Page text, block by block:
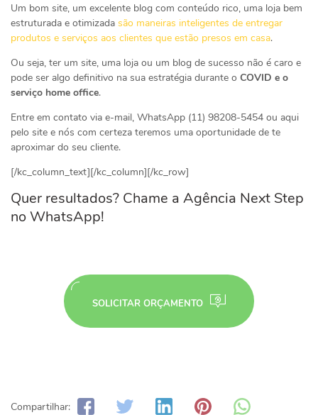
Um bom site, um excelente blog com conteúdo rico, uma loja bem
estruturada e otimizada são maneiras inteligentes de entregar
produtos e serviços aos clientes que estão presos em casa.
Ou seja, ter um site, uma loja ou um blog de sucesso não é caro e
pode ser algo definitivo na sua estratégia durante o COVID e o
serviço home office.
Entre em contato via e-mail, WhatsApp (11) 98208-5454 ou aqui
pelo site e nós com certeza teremos uma oportunidade de te
aproximar do seu cliente.
[/kc_column_text][/kc_column][/kc_row]
Quer resultados? Chame a Agência Next Step
no WhatsApp!
SOLICITAR ORÇAMENTO
Compartilhar: